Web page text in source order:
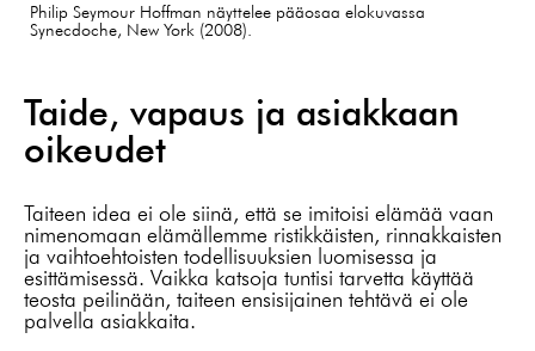
Philip Seymour Hoffman näyttelee pääosaa elokuvassa
Synecdoche, New York (2008).
Taide, vapaus ja asiakkaan
oikeudet
Taiteen idea ei ole siinä, että se imitoisi elämää vaan
nimenomaan elämällemme ristikkäisten, rinnakkaisten
ja vaihtoehtoisten todellisuuksien luomisessa ja
esittämisessä. Vaikka katsoja tuntisi tarvetta käyttää
teosta peilinään, taiteen ensisijainen tehtävä ei ole
palvella asiakkaita.